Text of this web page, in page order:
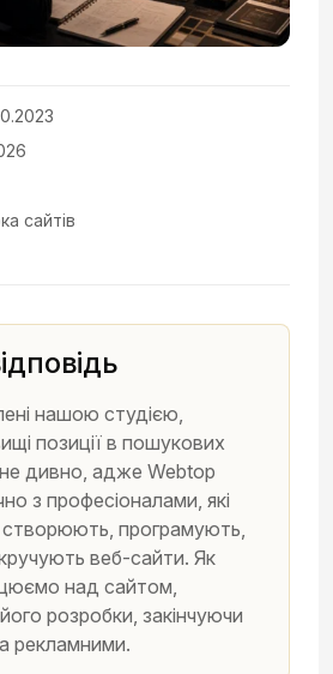
сайтів
нашою студією,
позиції в пошукових
дивно, адже Webtop
з професіоналами, які
створюють, програмують,
веб-сайти. Як
над сайтом,
розробки, закінчуючи
рекламними.